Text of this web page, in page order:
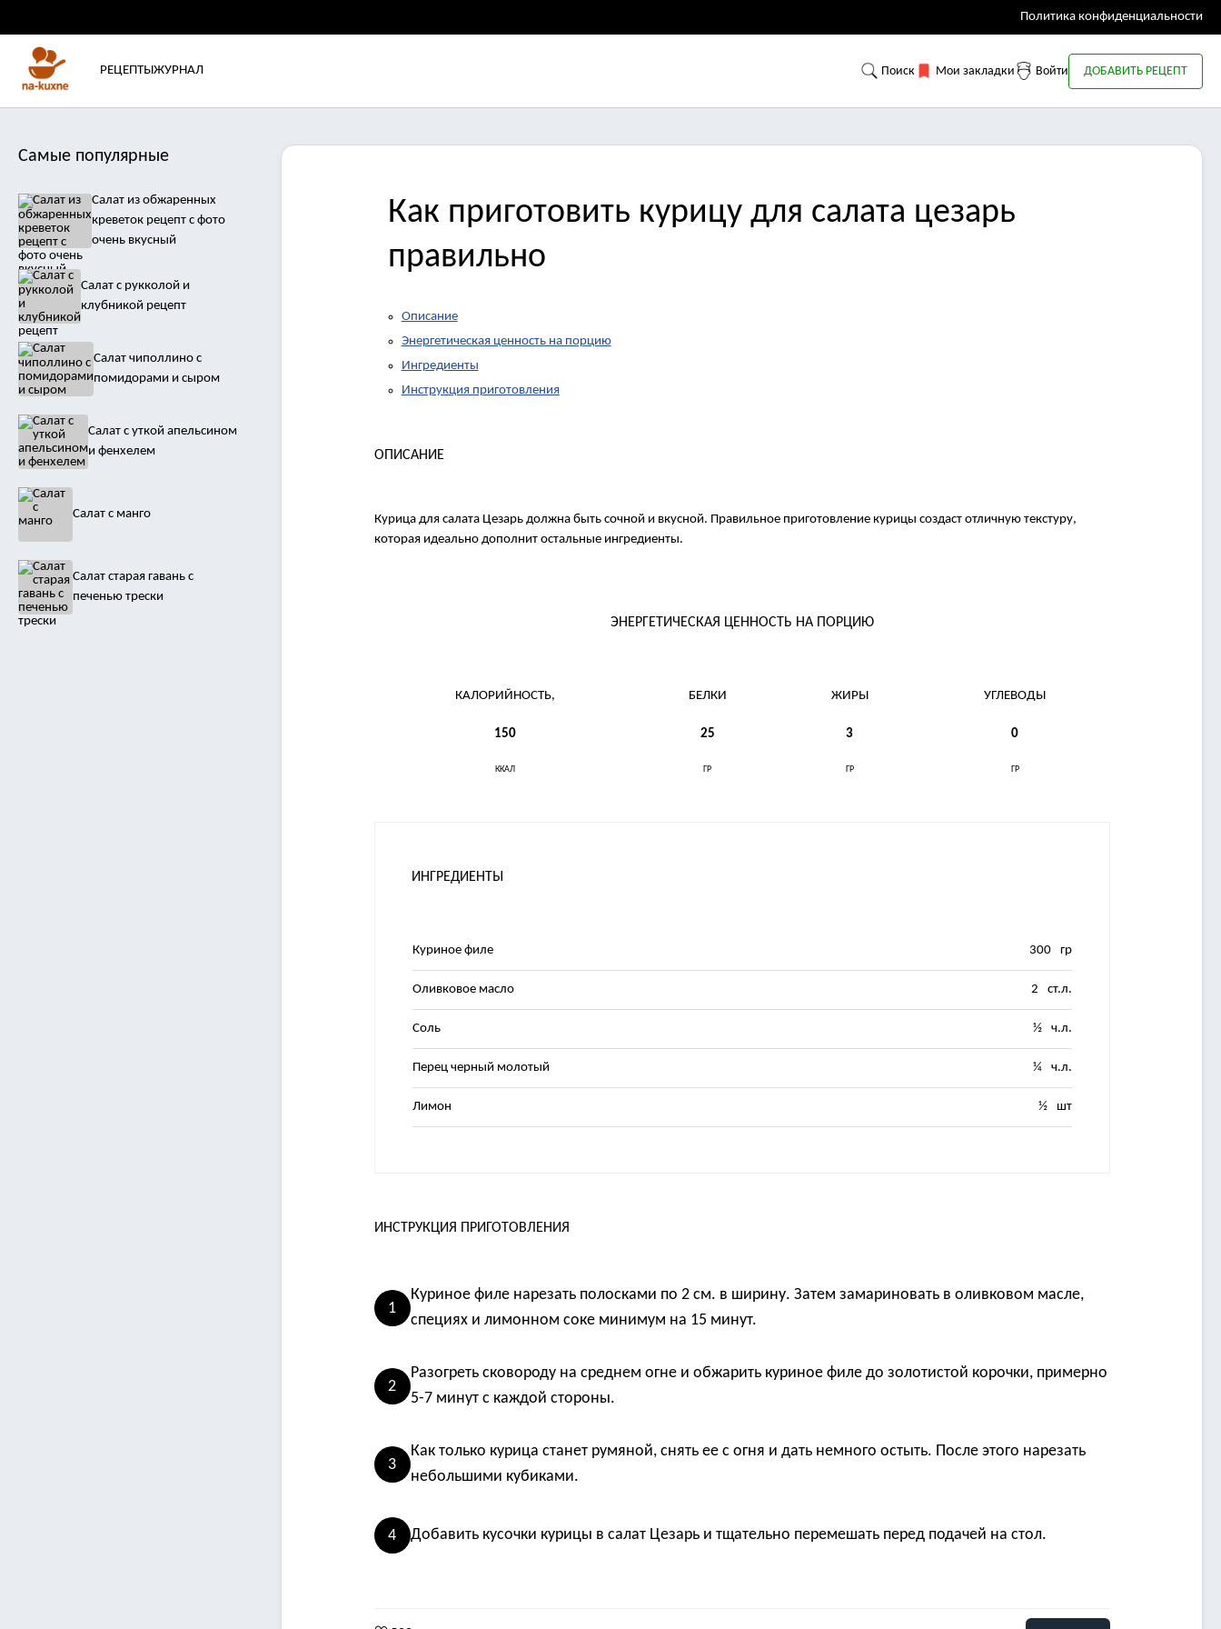
Политика конфиденциальности
РЕЦЕПТЫЖУРНАЛ Поиск Мои закладки Войти ДОБАВИТЬ РЕЦЕПТ
Самые популярные
Салат из обжаренных
креветок рецепт с фото
очень вкусный
Салат с рукколой и
клубникой рецепт
Салат чиполлино с
помидорами и сыром
Салат с уткой апельсином
и фенхелем
Салат с манго
Салат старая гавань с
печенью трески
Как приготовить курицу для салата цезарь
правильно
Описание
Энергетическая ценность на порцию
Ингредиенты
Инструкция приготовления
ОПИСАНИЕ
Курица для салата Цезарь должна быть сочной и вкусной. Правильное приготовление курицы создаст отличную текстуру,
которая идеально дополнит остальные ингредиенты.
ЭНЕРГЕТИЧЕСКАЯ ЦЕННОСТЬ НА ПОРЦИЮ
КАЛОРИЙНОСТЬ, БЕЛКИ ЖИРЫ УГЛЕВОДЫ
150 25 3 0
ККАЛ ГР ГР ГР
ИНГРЕДИЕНТЫ
Куриное филе 300 гр
Оливковое масло 2 ст.л.
Соль ½ ч.л.
Перец черный молотый ¼ ч.л.
Лимон ½ шт
ИНСТРУКЦИЯ ПРИГОТОВЛЕНИЯ
1
Куриное филе нарезать полосками по 2 см. в ширину. Затем замариновать в оливковом масле,
специях и лимонном соке минимум на 15 минут.
2
Разогреть сковороду на среднем огне и обжарить куриное филе до золотистой корочки, примерно
5-7 минут с каждой стороны.
3
Как только курица станет румяной, снять ее с огня и дать немного остыть. После этого нарезать
небольшими кубиками.
4 Добавить кусочки курицы в салат Цезарь и тщательно перемешать перед подачей на стол.